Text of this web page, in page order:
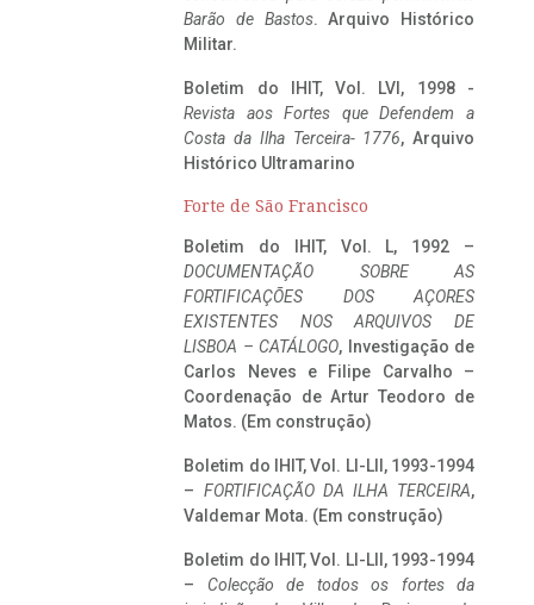
Barão de Bastos. Arquivo Histórico
Militar.
Boletim do IHIT, Vol. LVI, 1998 -
Revista aos Fortes que Defendem a
Costa da Ilha Terceira- 1776, Arquivo
Histórico Ultramarino
Forte de São Francisco
Boletim do IHIT, Vol. L, 1992 –
DOCUMENTAÇÃO SOBRE AS
FORTIFICAÇÕES DOS AÇORES
EXISTENTES NOS ARQUIVOS DE
LISBOA – CATÁLOGO, Investigação de
Carlos Neves e Filipe Carvalho –
Coordenação de Artur Teodoro de
Matos. (Em construção)
Boletim do IHIT, Vol. LI-LII, 1993-1994
– FORTIFICAÇÃO DA ILHA TERCEIRA,
Valdemar Mota. (Em construção)
Boletim do IHIT, Vol. LI-LII, 1993-1994
– Colecção de todos os fortes da